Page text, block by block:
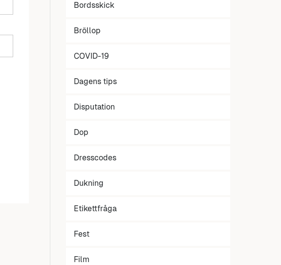
Bordsskick
Bröllop
COVID-19
Dagens tips
Disputation
Dop
Dresscodes
Dukning
Etikettfråga
Fest
Film